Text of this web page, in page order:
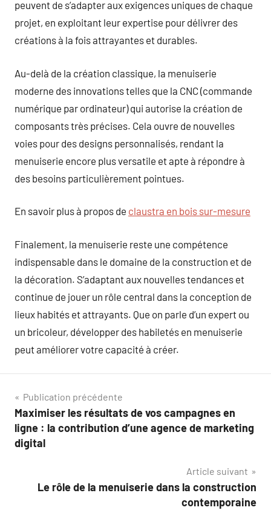
peuvent de s’adapter aux exigences uniques de chaque
projet, en exploitant leur expertise pour délivrer des
créations à la fois attrayantes et durables.
Au-delà de la création classique, la menuiserie
moderne des innovations telles que la CNC (commande
numérique par ordinateur) qui autorise la création de
composants très précises. Cela ouvre de nouvelles
voies pour des designs personnalisés, rendant la
menuiserie encore plus versatile et apte à répondre à
des besoins particulièrement pointues.
En savoir plus à propos de claustra en bois sur-mesure
Finalement, la menuiserie reste une compétence
indispensable dans le domaine de la construction et de
la décoration. S’adaptant aux nouvelles tendances et
continue de jouer un rôle central dans la conception de
lieux habités et attrayants. Que on parle d’un expert ou
un bricoleur, développer des habiletés en menuiserie
peut améliorer votre capacité à créer.
Navigation
de
l’article
Publication précédente
Maximiser les résultats de vos campagnes en
ligne : la contribution d’une agence de marketing
digital
Article suivant
Le rôle de la menuiserie dans la construction
contemporaine